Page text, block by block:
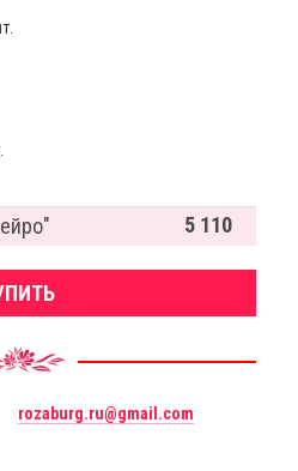
5 110
rozaburg.ru@gmail.com